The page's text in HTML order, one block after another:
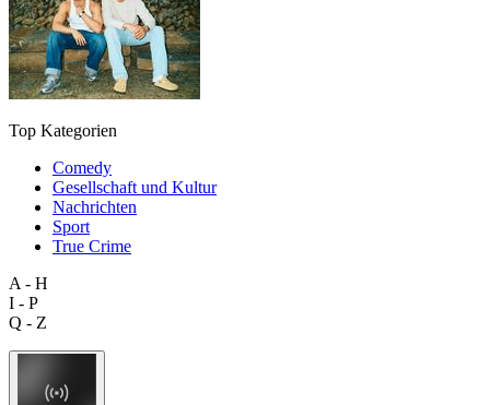
Top Kategorien
Comedy
Gesellschaft und Kultur
Nachrichten
Sport
True Crime
A - H
I - P
Q - Z